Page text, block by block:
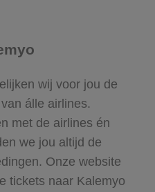
wij voor jou de
álle airlines.
met de airlines én
we jou altijd de
Onze website
tickets naar Kalemyo